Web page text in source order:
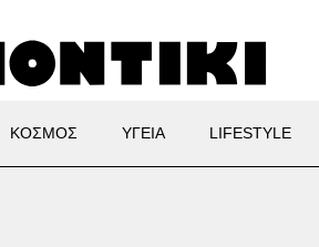
ΚΟΣΜΟΣ ΥΓΕΙΑ LIFESTYLE